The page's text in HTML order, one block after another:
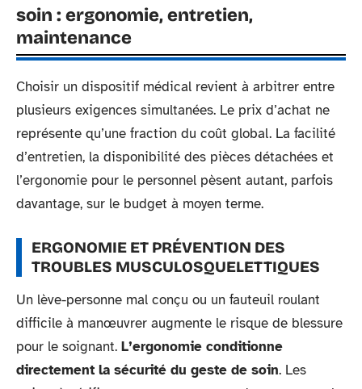
soin : ergonomie, entretien,
maintenance
Choisir un dispositif médical revient à arbitrer entre
plusieurs exigences simultanées. Le prix d’achat ne
représente qu’une fraction du coût global. La facilité
d’entretien, la disponibilité des pièces détachées et
l’ergonomie pour le personnel pèsent autant, parfois
davantage, sur le budget à moyen terme.
ERGONOMIE ET PRÉVENTION DES
TROUBLES MUSCULOSQUELETTIQUES
Un lève-personne mal conçu ou un fauteuil roulant
difficile à manœuvrer augmente le risque de blessure
pour le soignant. L’ergonomie conditionne
directement la sécurité du geste de soin. Les